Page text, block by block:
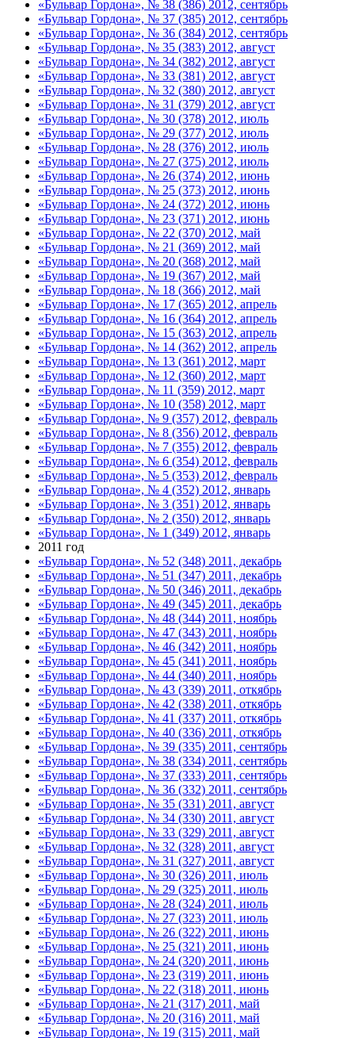
«Бульвар Гордона», № 38 (386) 2012, сентябрь
«Бульвар Гордона», № 37 (385) 2012, сентябрь
«Бульвар Гордона», № 36 (384) 2012, сентябрь
«Бульвар Гордона», № 35 (383) 2012, август
«Бульвар Гордона», № 34 (382) 2012, август
«Бульвар Гордона», № 33 (381) 2012, август
«Бульвар Гордона», № 32 (380) 2012, август
«Бульвар Гордона», № 31 (379) 2012, август
«Бульвар Гордона», № 30 (378) 2012, июль
«Бульвар Гордона», № 29 (377) 2012, июль
«Бульвар Гордона», № 28 (376) 2012, июль
«Бульвар Гордона», № 27 (375) 2012, июль
«Бульвар Гордона», № 26 (374) 2012, июнь
«Бульвар Гордона», № 25 (373) 2012, июнь
«Бульвар Гордона», № 24 (372) 2012, июнь
«Бульвар Гордона», № 23 (371) 2012, июнь
«Бульвар Гордона», № 22 (370) 2012, май
«Бульвар Гордона», № 21 (369) 2012, май
«Бульвар Гордона», № 20 (368) 2012, май
«Бульвар Гордона», № 19 (367) 2012, май
«Бульвар Гордона», № 18 (366) 2012, май
«Бульвар Гордона», № 17 (365) 2012, апрель
«Бульвар Гордона», № 16 (364) 2012, апрель
«Бульвар Гордона», № 15 (363) 2012, апрель
«Бульвар Гордона», № 14 (362) 2012, апрель
«Бульвар Гордона», № 13 (361) 2012, март
«Бульвар Гордона», № 12 (360) 2012, март
«Бульвар Гордона», № 11 (359) 2012, март
«Бульвар Гордона», № 10 (358) 2012, март
«Бульвар Гордона», № 9 (357) 2012, февраль
«Бульвар Гордона», № 8 (356) 2012, февраль
«Бульвар Гордона», № 7 (355) 2012, февраль
«Бульвар Гордона», № 6 (354) 2012, февраль
«Бульвар Гордона», № 5 (353) 2012, февраль
«Бульвар Гордона», № 4 (352) 2012, январь
«Бульвар Гордона», № 3 (351) 2012, январь
«Бульвар Гордона», № 2 (350) 2012, январь
«Бульвар Гордона», № 1 (349) 2012, январь
2011 год
«Бульвар Гордона», № 52 (348) 2011, декабрь
«Бульвар Гордона», № 51 (347) 2011, декабрь
«Бульвар Гордона», № 50 (346) 2011, декабрь
«Бульвар Гордона», № 49 (345) 2011, декабрь
«Бульвар Гордона», № 48 (344) 2011, ноябрь
«Бульвар Гордона», № 47 (343) 2011, ноябрь
«Бульвар Гордона», № 46 (342) 2011, ноябрь
«Бульвар Гордона», № 45 (341) 2011, ноябрь
«Бульвар Гордона», № 44 (340) 2011, ноябрь
«Бульвар Гордона», № 43 (339) 2011, откябрь
«Бульвар Гордона», № 42 (338) 2011, откябрь
«Бульвар Гордона», № 41 (337) 2011, откябрь
«Бульвар Гордона», № 40 (336) 2011, откябрь
«Бульвар Гордона», № 39 (335) 2011, сентябрь
«Бульвар Гордона», № 38 (334) 2011, сентябрь
«Бульвар Гордона», № 37 (333) 2011, сентябрь
«Бульвар Гордона», № 36 (332) 2011, сентябрь
«Бульвар Гордона», № 35 (331) 2011, август
«Бульвар Гордона», № 34 (330) 2011, август
«Бульвар Гордона», № 33 (329) 2011, август
«Бульвар Гордона», № 32 (328) 2011, август
«Бульвар Гордона», № 31 (327) 2011, август
«Бульвар Гордона», № 30 (326) 2011, июль
«Бульвар Гордона», № 29 (325) 2011, июль
«Бульвар Гордона», № 28 (324) 2011, июль
«Бульвар Гордона», № 27 (323) 2011, июль
«Бульвар Гордона», № 26 (322) 2011, июнь
«Бульвар Гордона», № 25 (321) 2011, июнь
«Бульвар Гордона», № 24 (320) 2011, июнь
«Бульвар Гордона», № 23 (319) 2011, июнь
«Бульвар Гордона», № 22 (318) 2011, июнь
«Бульвар Гордона», № 21 (317) 2011, май
«Бульвар Гордона», № 20 (316) 2011, май
«Бульвар Гордона», № 19 (315) 2011, май